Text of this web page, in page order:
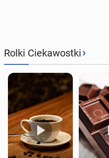
Rolki Ciekawostki›